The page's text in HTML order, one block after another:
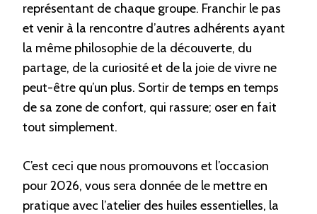
représentant de chaque groupe. Franchir le pas
et venir à la rencontre d’autres adhérents ayant
la même philosophie de la découverte, du
partage, de la curiosité et de la joie de vivre ne
peut-être qu’un plus. Sortir de temps en temps
de sa zone de confort, qui rassure; oser en fait
tout simplement.
C’est ceci que nous promouvons et l’occasion
pour 2026, vous sera donnée de le mettre en
pratique avec l’atelier des huiles essentielles, la